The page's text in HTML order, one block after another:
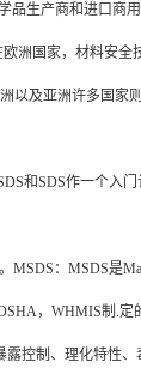
品生产商和进口商
洲国家，材料安全
以及亚洲许多国家
和SDS作一个入门
：MSDS是
，WHMIS制.定
控制、理化特性、